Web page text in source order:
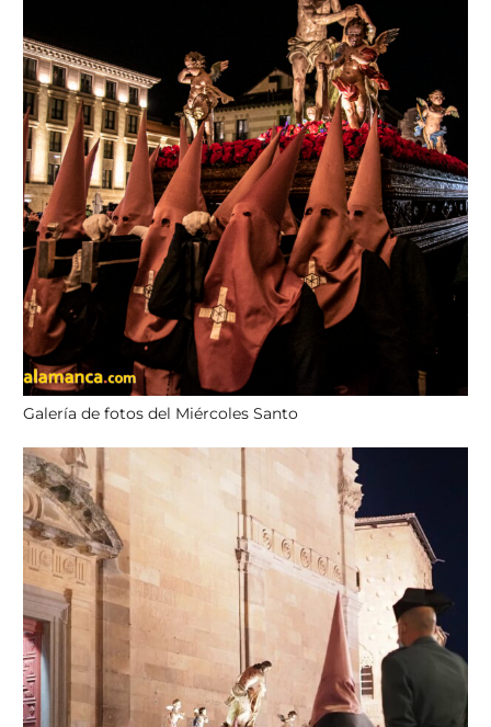
Galería de fotos del Miércoles Santo